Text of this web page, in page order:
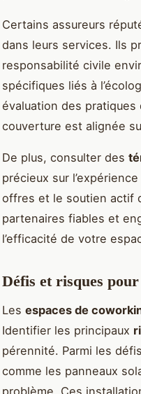
Certains assureurs
dans leurs services. Ils
responsabilité civile
spécifiques liés à
évaluation des
couverture est alignée
De plus, consulter des
précieux sur
offres et le soutien actif
partenaires fiables et
l’efficacité de votre
Défis et risques pour
Les espaces de
Identifier les principaux
pérennité. Parmi les
comme les panneaux